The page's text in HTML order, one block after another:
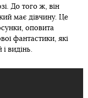
До того ж, він
має дівчину. Це
оповита
фантастики, які
видінь.